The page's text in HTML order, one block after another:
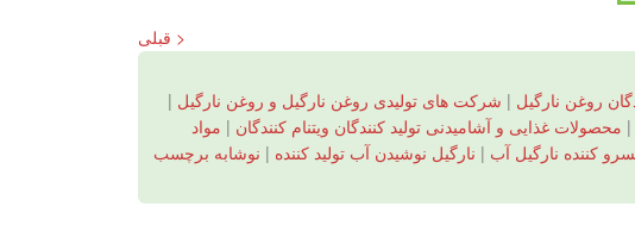
< قبلی
روغن نارگیل | شرکت های تولیدی روغن نارگیل و روغن نارگیل |
| محصولات غذایی و آشامیدنی تولید کنندگان ویتنام کنندگان | مواد
کننده نارگیل آب | نارگیل نوشیدن آب تولید کننده | نوشابه برچسب